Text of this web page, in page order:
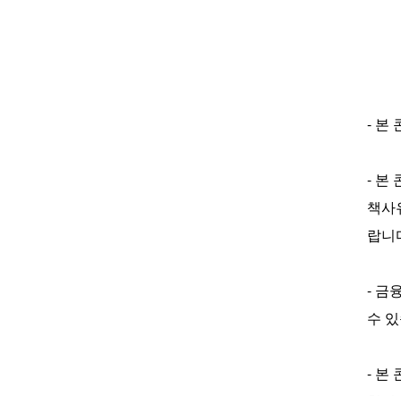
- 본
- 본
책사
랍니
- 금
수
- 본